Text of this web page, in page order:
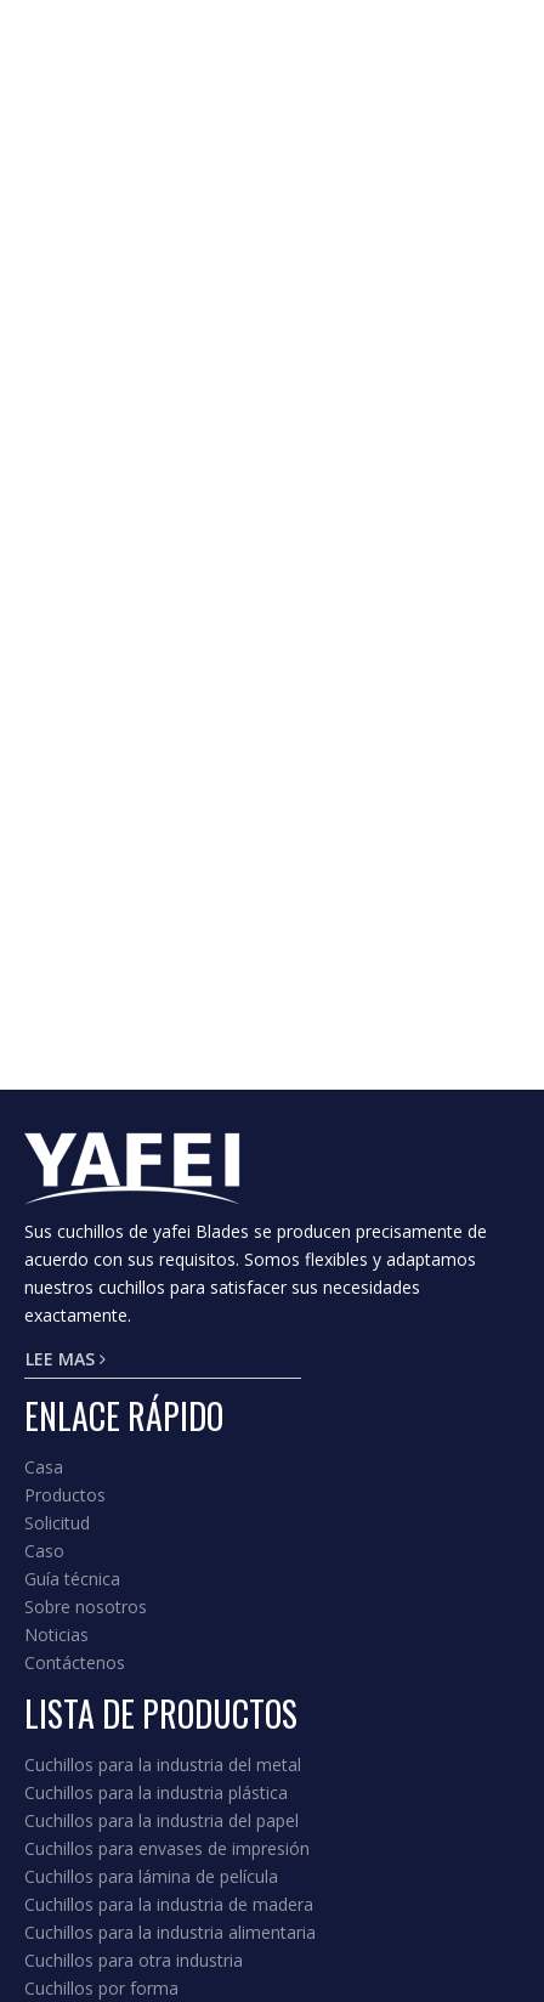
Sus cuchillos de yafei Blades se producen precisamente de
acuerdo con sus requisitos. Somos flexibles y adaptamos
nuestros cuchillos para satisfacer sus necesidades
exactamente.
LEE MAS
ENLACE RÁPIDO
Casa
Productos
Solicitud
Caso
Guía técnica
Sobre nosotros
Noticias
Contáctenos
LISTA DE PRODUCTOS
Cuchillos para la industria del metal
Cuchillos para la industria plástica
Cuchillos para la industria del papel
Cuchillos para envases de impresión
Cuchillos para lámina de película
Cuchillos para la industria de madera
Cuchillos para la industria alimentaria
Cuchillos para otra industria
Cuchillos por forma